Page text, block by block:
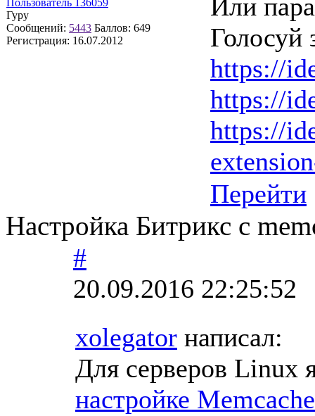
Гуру
Сообщений: 5443 Баллов: 649
Регистрация: 16.07.2012
Или
Голосуй
https://
https://
https://
Перейти
Настройка Битрикс с
#
20.09.2016 22:25:52
xolegator написал:
Для серверов Linux
настройке